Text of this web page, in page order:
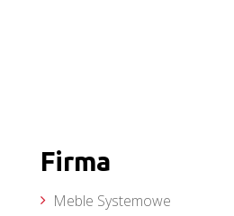
Firma
Meble Systemowe